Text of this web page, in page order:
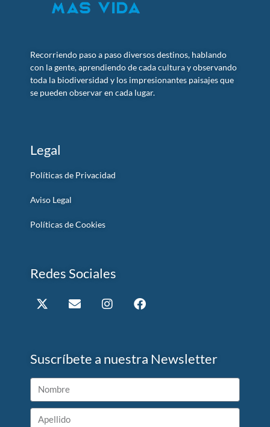
Recorriendo paso a paso diversos destinos, hablando
con la gente, aprendiendo de cada cultura y observando
toda la biodiversidad y los impresionantes paisajes que
se pueden observar en cada lugar.
Legal
Políticas de Privacidad
Aviso Legal
Políticas de Cookies
Redes Sociales
Suscríbete a nuestra Newsletter